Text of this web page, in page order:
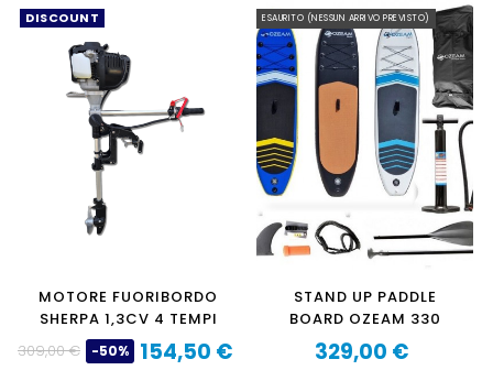
DISCOUNT
MOTORE FUORIBORDO
SHERPA 1,3CV 4 TEMPI
Prezzo
309,00 € -50%
Prezzo
154,50 €
ESAURITO (NESSUN ARRIVO PREVISTO)
STAND UP PADDLE
BOARD OZEAM 330
Prezzo
329,00 €